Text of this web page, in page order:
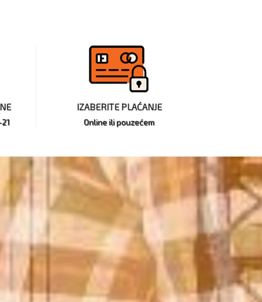
IZABERITE PLAĆANJE
Online ili pouzećem